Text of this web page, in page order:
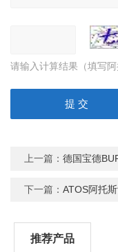
请输入计算结果（填写
上一篇：德国宝德
下一篇：ATOS阿托
推荐产品